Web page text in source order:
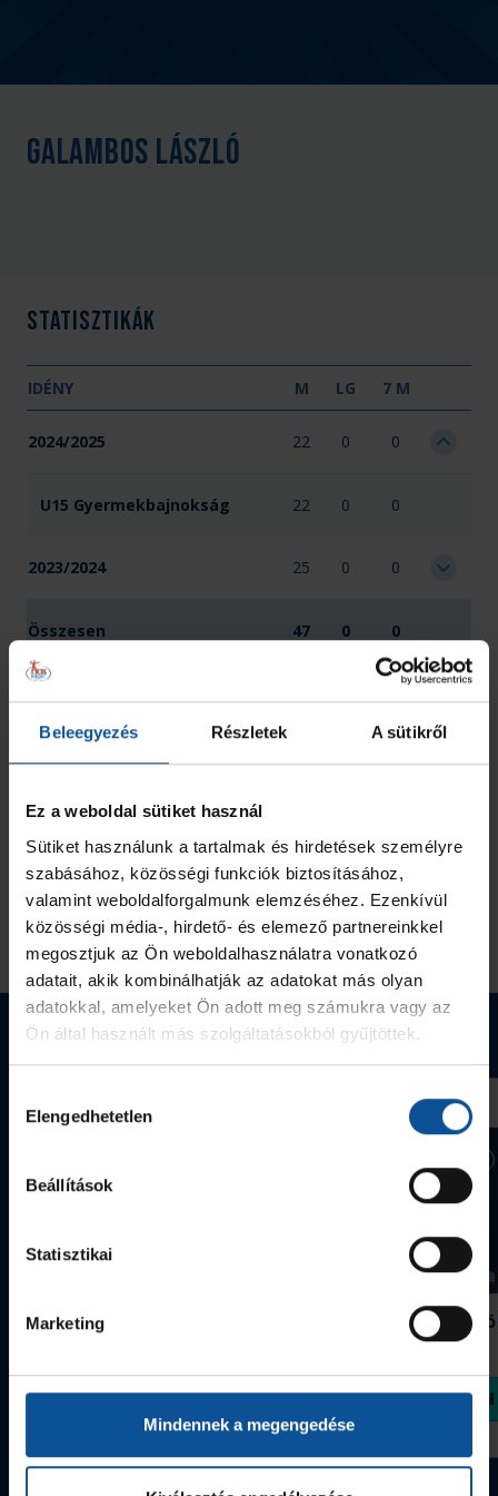
Beleegyezés Részletek A sütikről
Ez a weboldal sütiket használ
Sütiket használunk a tartalmak és hirdetések személyre
szabásához, közösségi funkciók biztosításához,
valamint weboldalforgalmunk elemzéséhez. Ezenkívül
közösségi média-, hirdető- és elemező partnereinkkel
megosztjuk az Ön weboldalhasználatra vonatkozó
adatait, akik kombinálhatják az adatokat más olyan
adatokkal, amelyeket Ön adott meg számukra vagy az
Ön által használt más szolgáltatásokból gyűjtöttek.
kiválasztása
Elengedhetetlen
Beállítások
Statisztikai
Marketing
Mindennek a megengedése
Galambos László
Statisztikák
IDÉNY M LG 7 M
2024/2025 22 0 0
U15 Gyermekbajnokság 22 0 0
2023/2024 25 0 0
Összesen 47 0 0
Webshop termékek
Grafitceruza 25/26
Megvásárolom
Szeged
Megvásárolom